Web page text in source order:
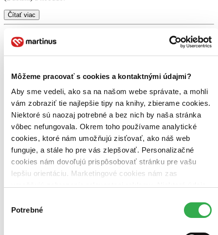
Môžeme pracovať s cookies a kontaktnými údajmi?
Aby sme vedeli, ako sa na našom webe správate, a mohli
vám zobraziť tie najlepšie tipy na knihy, zbierame cookies.
Niektoré sú naozaj potrebné a bez nich by naša stránka
vôbec nefungovala. Okrem toho používame analytické
cookies, ktoré nám umožňujú zisťovať, ako náš web
funguje, a stále ho pre vás zlepšovať. Personalizačné
cookies nám dovoľujú prispôsobovať stránku pre vašu
lepšiu orientáciu. Marketingové cookies nám zas
keby sme mohli používať všetky tieto cookies. Ďakujeme!
súhlasu
Potrebné
Čítať viac
Zoradiť
Top hodnotené
Novinky
Najdrahšie
Najvyššia zľava